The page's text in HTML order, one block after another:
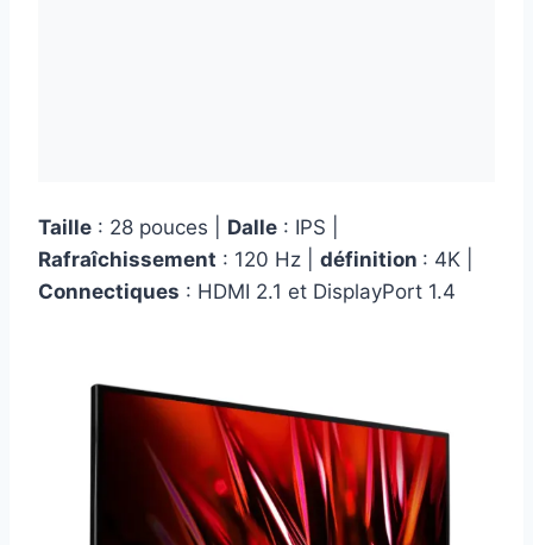
Taille : 28 pouces | Dalle : IPS |
Rafraîchissement : 120 Hz | définition : 4K |
Connectiques : HDMI 2.1 et DisplayPort 1.4